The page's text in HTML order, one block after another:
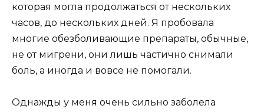
которая могла продолжаться от нескольких
часов, до нескольких дней. Я пробовала
многие обезболивающие препараты, обычные,
не от мигрени, они лишь частично снимали
боль, а иногда и вовсе не помогали.
Однажды у меня очень сильно заболела